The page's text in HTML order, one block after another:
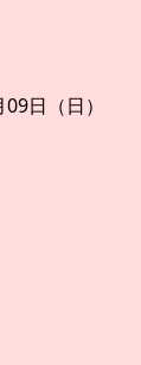
日（日）